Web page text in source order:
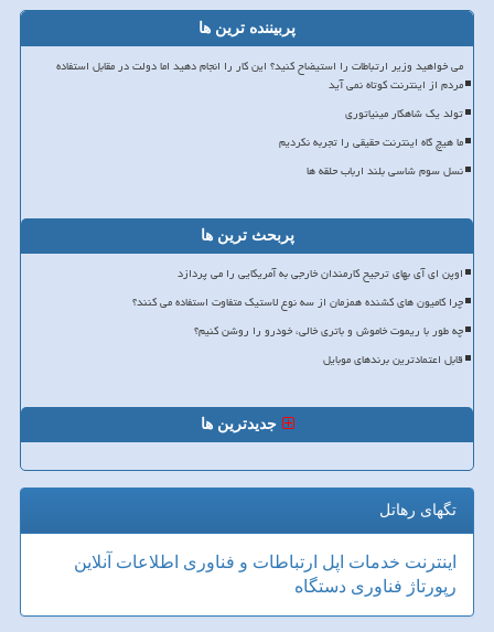
پربیننده ترین ها
می خواهید وزیر ارتباطات را استیضاح کنید؟ این کار را انجام دهید اما دولت در مقابل استفاده
مردم از اینترنت کوتاه نمی آید
تولد یک شاهکار مینیاتوری
ما هیچ گاه اینترنت حقیقی را تجربه نکردیم
نسل سوم شاسی بلند ارباب حلقه ها
پربحث ترین ها
اوپن ای آی بهای ترجیح کارمندان خارجی به آمریکایی را می پردازد
چرا کامیون های کشنده همزمان از سه نوع لاستیک متفاوت استفاده می کنند؟
چه طور با ریموت خاموش و باتری خالی، خودرو را روشن کنیم؟
قابل اعتمادترین برندهای موبایل
جدیدترین ها
تگهای رهاتل
اینترنت خدمات اپل ارتباطات و فناوری اطلاعات آنلاین
رپورتاژ فناوری دستگاه